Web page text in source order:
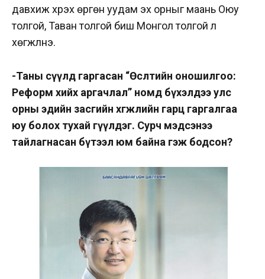
давхиж хүрэх өргөн уудам эх орныг маань Оюу
толгой, Таван толгой биш Монгол толгой л
хөгжүүлнэ.
-Таны сүүлд гаргасан “Өсөлтийн оношилгоо:
Реформ хийх аргачлал” номд бүхэлдээ улс
орны эдийн засгийн хөгжлийн гарц гаргалгаа
юу болох тухай өгүүлдэг. Сурч мэдсэнээ
тайлагнасан бүтээл юм байна гэж бодсон?